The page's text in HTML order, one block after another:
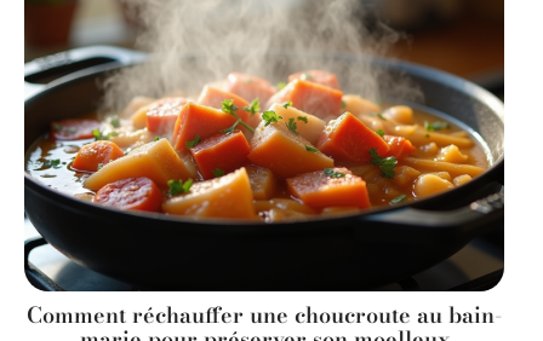
Comment réchauffer une choucroute au bain-